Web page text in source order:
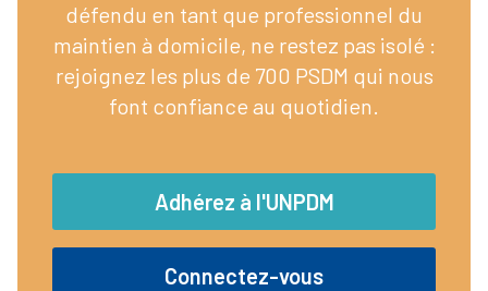
défendu en tant que professionnel du
maintien à domicile, ne restez pas isolé :
rejoignez les plus de 700 PSDM qui nous
font confiance au quotidien.
Adhérez à l'UNPDM
Connectez-vous